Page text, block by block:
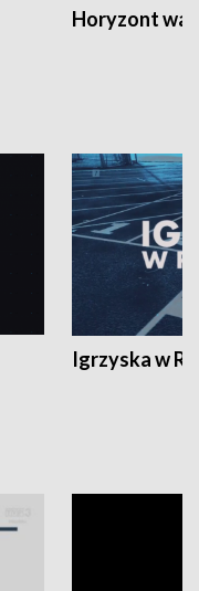
Horyzont
Igrzyska w